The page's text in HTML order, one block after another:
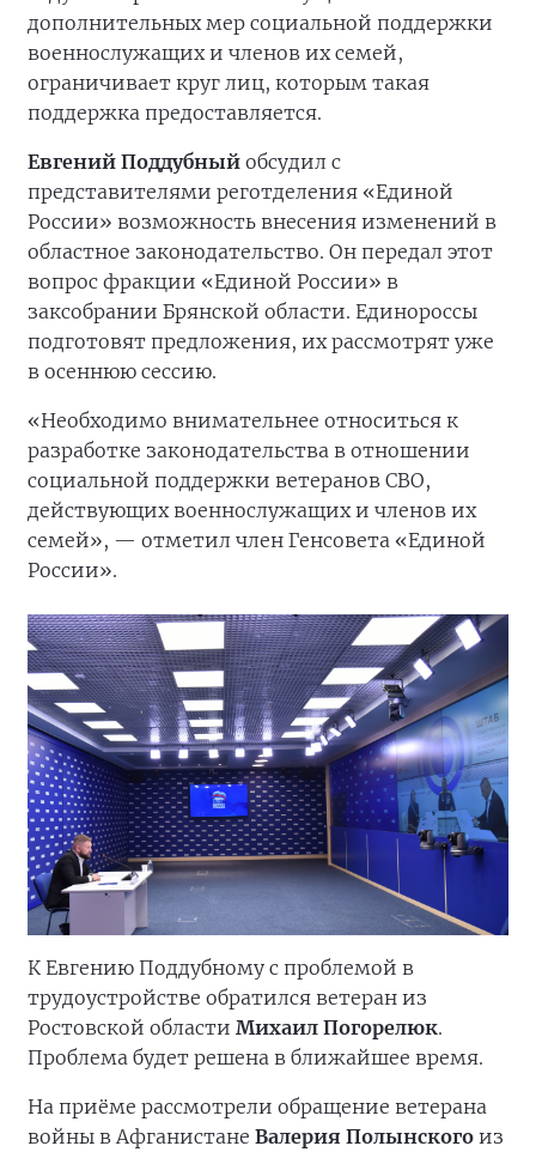
дополнительных мер социальной поддержки
военнослужащих и членов их семей,
ограничивает круг лиц, которым такая
поддержка предоставляется.
Евгений Поддубный обсудил с
представителями реготделения «Единой
России» возможность внесения изменений в
областное законодательство. Он передал этот
вопрос фракции «Единой России» в
заксобрании Брянской области. Единороссы
подготовят предложения, их рассмотрят уже
в осеннюю сессию.
«Необходимо внимательнее относиться к
разработке законодательства в отношении
социальной поддержки ветеранов СВО,
действующих военнослужащих и членов их
семей», — отметил член Генсовета «Единой
России».
К Евгению Поддубному с проблемой в
трудоустройстве обратился ветеран из
Ростовской области Михаил Погорелюк.
Проблема будет решена в ближайшее время.
На приёме рассмотрели обращение ветерана
войны в Афганистане Валерия Полынского из